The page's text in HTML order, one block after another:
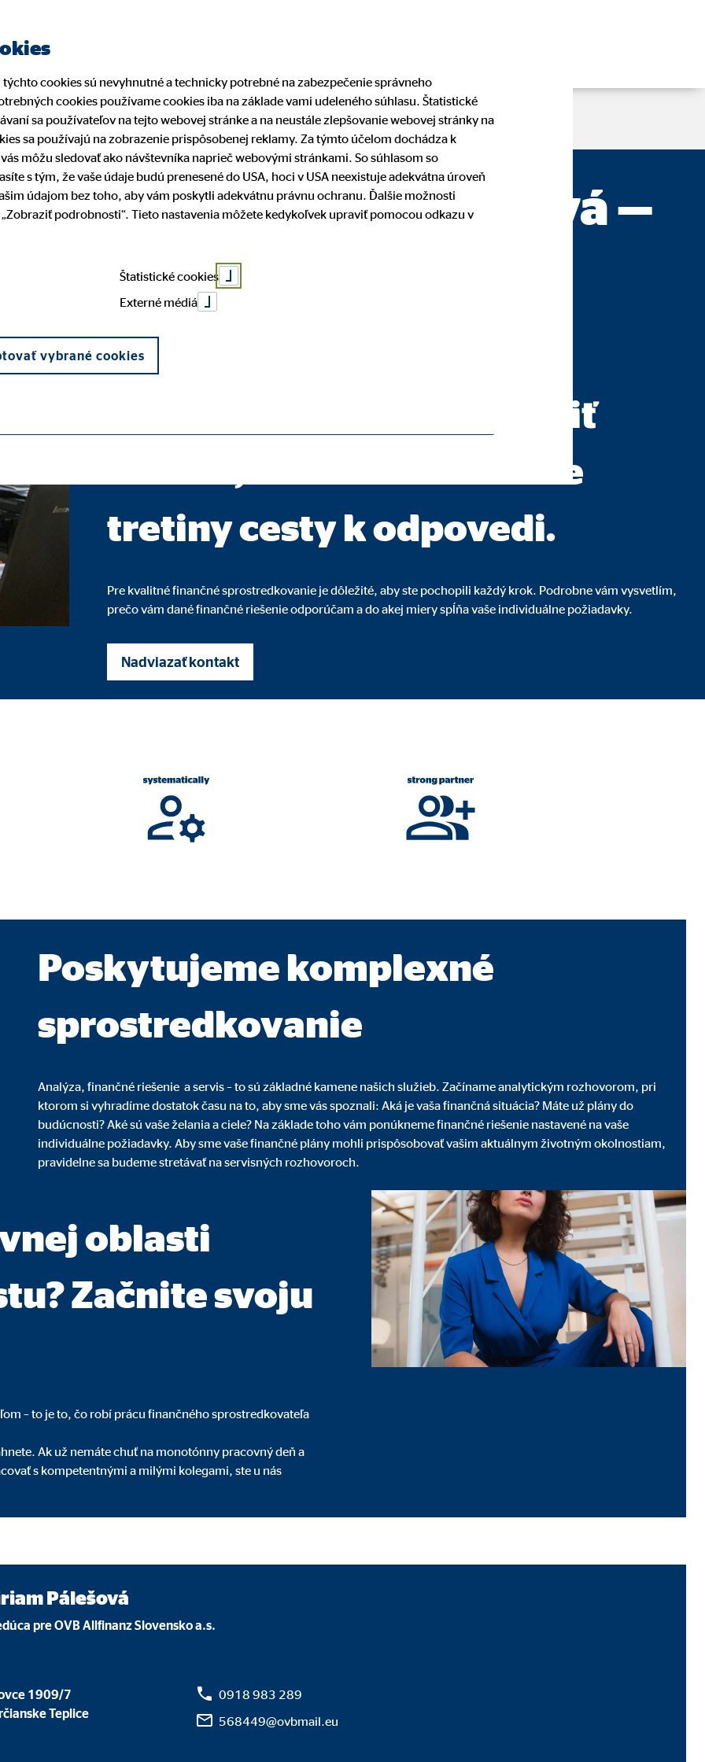
Ing. Miriam Pálešová —
Turčianske Teplice
okresná vedúca pre OVB Allfinanz Slovensko a.s.
Keď dokážete jasne položiť
otázku, máte za sebou dve
tretiny cesty k odpovedi.
Pre kvalitné finančné sprostredkovanie je dôležité, aby ste pochopili každý krok. Podrobne vám vysvetlím,
prečo vám dané finančné riešenie odporúčam a do akej miery spĺňa vaše individuálne požiadavky.
Nadviazať kontakt
Poskytujeme komplexné
sprostredkovanie
Analýza, finančné riešenie a servis – to sú základné kamene našich služieb. Začíname analytickým rozhovorom, pri
ktorom si vyhradíme dostatok času na to, aby sme vás spoznali: Aká je vaša finančná situácia? Máte už plány do
budúcnosti? Aké sú vaše želania a ciele? Na základe toho vám ponúkneme finančné riešenie nastavené na vaše
individuálne požiadavky. Aby sme vaše finančné plány mohli prispôsobovať vašim aktuálnym životným okolnostiam,
pravidelne sa budeme stretávať na servisných rozhovoroch.
oblasti
Začnite svoju
– to je to, čo robí prácu finančného sprostredkovateľa
Ak už nemáte chuť na monotónny pracovný deň a
s kompetentnými a milými kolegami, ste u nás
Pálešová
pre OVB Allfinanz Slovensko a.s.
1909/7
Teplice
0918 983 289
568449@ovbmail.eu
cookies sú nevyhnutné a technicky potrebné na zabezpečenie správneho
cookies používame cookies iba na základe vami udeleného súhlasu. Štatistické
sa používateľov na tejto webovej stránke a na neustále zlepšovanie webovej stránky na
sa používajú na zobrazenie prispôsobenej reklamy. Za týmto účelom dochádza k
môžu sledovať ako návštevníka naprieč webovými stránkami. So súhlasom so
s tým, že vaše údaje budú prenesené do USA, hoci v USA neexistuje adekvátna úroveň
údajom bez toho, aby vám poskytli adekvátnu právnu ochranu. Ďalšie možnosti
podrobnosti“. Tieto nastavenia môžete kedykoľvek upraviť pomocou odkazu v
Štatistické cookies
Externé médiá
vybrané cookies
na správne fungovanie webovej stránky.
Association
návštevy webovej stránky
Tieto informácie nám pomáhajú pochopiť, ako naši návštevníci používajú našu webovú stránku.
41411249-4, _gid, _gat_UA-8888-99
Ireland Ltd.
štatistických údajov o používaní a návštevnosti webovej stránky
26 mesiacov
Ireland Ltd.
Ireland Ltd.
1 roka